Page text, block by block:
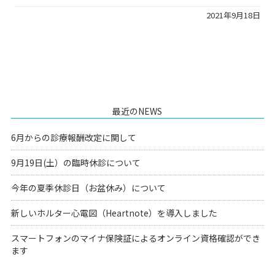
2021年9月18日
最近のNEWS
6月からの診療報酬改定に関して
9月19日(土）の臨時休診について
今年の夏季休診日（お盆休み）について
新しいホルター心電図（Heartnote）を導入しました
スマートフォンのマイナ保険証によるオンライン資格確認ができ
ます